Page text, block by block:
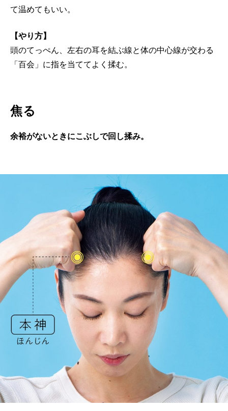
て温めてもいい。
【やり方】
頭のてっぺん、左右の耳を結ぶ線と体の中心線が交わる
「百会」に指を当ててよく揉む。
焦る
余裕がないときにこぶしで回し揉み。